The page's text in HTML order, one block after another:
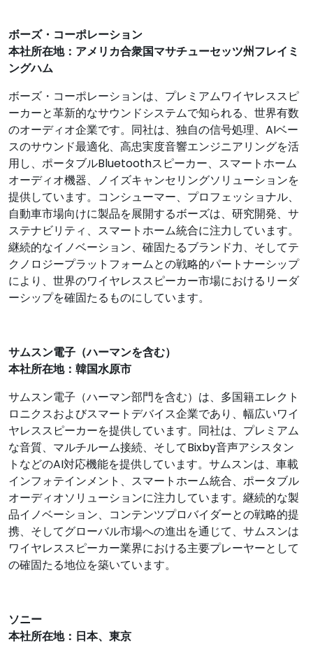
ボーズ・コーポレーション
本社所在地：アメリカ合衆国マサチューセッツ州フレイミ
ングハム
ボーズ・コーポレーションは、プレミアムワイヤレススピ
ーカーと革新的なサウンドシステムで知られる、世界有数
のオーディオ企業です。同社は、独自の信号処理、AIベー
スのサウンド最適化、高忠実度音響エンジニアリングを活
用し、ポータブルBluetoothスピーカー、スマートホーム
オーディオ機器、ノイズキャンセリングソリューションを
提供しています。コンシューマー、プロフェッショナル、
自動車市場向けに製品を展開するボーズは、研究開発、サ
ステナビリティ、スマートホーム統合に注力しています。
継続的なイノベーション、確固たるブランド力、そしてテ
クノロジープラットフォームとの戦略的パートナーシップ
により、世界のワイヤレススピーカー市場におけるリーダ
ーシップを確固たるものにしています。
サムスン電子（ハーマンを含む）
本社所在地：韓国水原市
サムスン電子（ハーマン部門を含む）は、多国籍エレクト
ロニクスおよびスマートデバイス企業であり、幅広いワイ
ヤレススピーカーを提供しています。同社は、プレミアム
な音質、マルチルーム接続、そしてBixby音声アシスタン
トなどのAI対応機能を提供しています。サムスンは、車載
インフォテインメント、スマートホーム統合、ポータブル
オーディオソリューションに注力しています。継続的な製
品イノベーション、コンテンツプロバイダーとの戦略的提
携、そしてグローバル市場への進出を通じて、サムスンは
ワイヤレススピーカー業界における主要プレーヤーとして
の確固たる地位を築いています。
ソニー
本社所在地：日本、東京